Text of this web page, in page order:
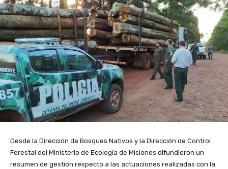
Desde la Dirección de Bosques Nativos y la Dirección de Control
Forestal del Ministerio de Ecología de Misiones difundieron un
resumen de gestión respecto a las actuaciones realizadas con la